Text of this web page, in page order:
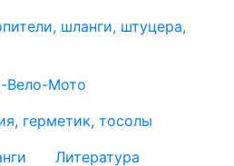
шланги, штуцера,
Вело-Мото
герметик, тосолы
Литература